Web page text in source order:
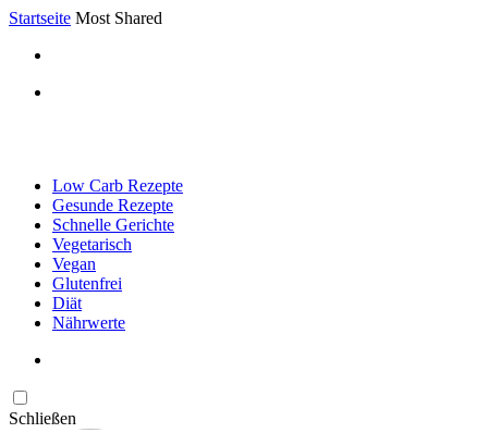
Startseite Most Shared
Low Carb Rezepte
Gesunde Rezepte
Schnelle Gerichte
Vegetarisch
Vegan
Glutenfrei
Diät
Nährwerte
Schließen